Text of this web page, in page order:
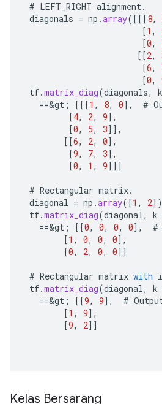
# LEFT_RIGHT alignment.
diagonals = np .array( [[[8,
[1 ,
[0,
[[2,
[6,
[0,
tf.matrix_diag(diagonals, k
==&gt ; [[[1 , 8, 0] , #
[4, 2, 9] ,
[0, 5, 3]] ,
[[6, 2, 0] ,
[9, 7, 3] ,
[0, 1 , 9]]]
# Rectangular matrix.
diagonal = np .array( [1 , 2] )
tf.matrix_diag(diagonal, k
==&gt ; [[0, 0, 0, 0] , #
[1 , 0, 0, 0] ,
[0, 2, 0, 0]]
# Rectangular matrix with
tf.matrix_diag(diagonal, k
==&gt ; [[9, 9] , #
[1 , 9] ,
[9, 2]]
Kelas Bersarang